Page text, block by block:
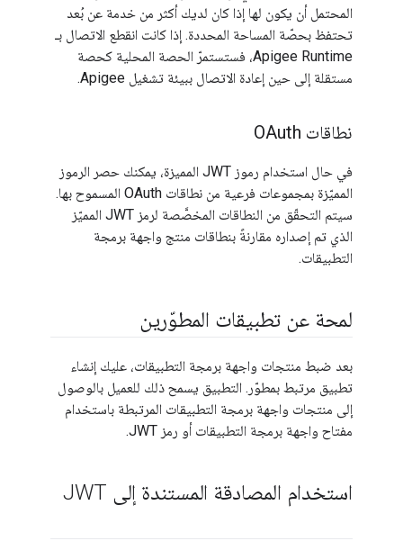
المحتمل أن يكون لها إذا كان لديك أكثر من خدمة عن بُعد
تحتفظ بحصّة المساحة المحددة. إذا كانت انقطع الاتصال بـ
Apigee Runtime، فستستمرّ الحصة المحلية كحصة
مستقلة إلى حين إعادة الاتصال ببيئة تشغيل Apigee.
نطاقات OAuth
في حال استخدام رموز JWT المميزة، يمكنك حصر الرموز
المميّزة بمجموعات فرعية من نطاقات OAuth المسموح بها.
سيتم التحقّق من النطاقات المخصَّصة لرمز JWT المميّز
الذي تم إصداره مقارنةً بنطاقات منتج واجهة برمجة
التطبيقات.
لمحة عن تطبيقات المطوّرين
بعد ضبط منتجات واجهة برمجة التطبيقات، عليك إنشاء
تطبيق مرتبط بمطوّر. التطبيق يسمح ذلك للعميل بالوصول
إلى منتجات واجهة برمجة التطبيقات المرتبطة باستخدام
مفتاح واجهة برمجة التطبيقات أو رمز JWT.
استخدام المصادقة المستندة إلى JWT